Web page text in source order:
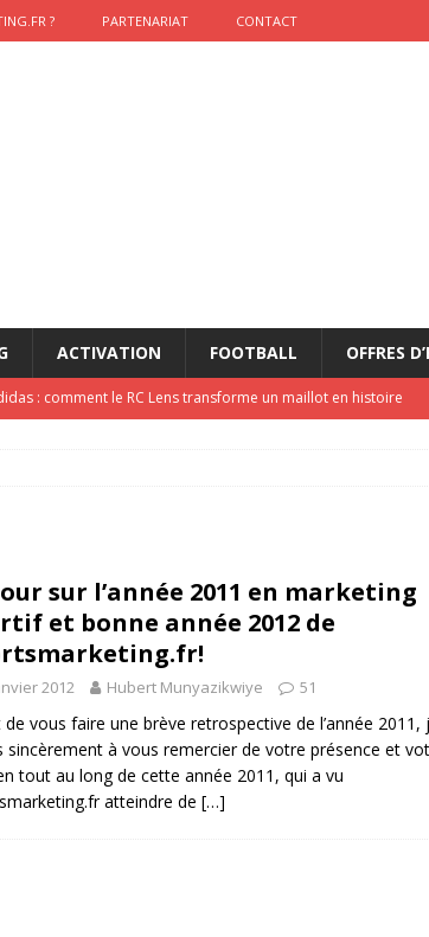
? PARTENARIAT CONTACT
ACTIVATION FOOTBALL OFFRES
: comment le RC Lens transforme un maillot en histoire
de Zinedine Zidane par adidas est de retour à
pompiers face aux incendies dans les Landes
RUGBY
: vendre une sensation plutôt qu’un chrono
réinvente son maillot avec un nouvel artiste chaque saison
sur l’année 2011 en marketing
et bonne année 2012 de
2012 Hubert Munyazikwiye 51
de vous faire une brève retrospective de l’année 2011,
sincèrement à vous remercier de votre présence et
tout au long de cette année 2011, qui a vu
atteindre de […]